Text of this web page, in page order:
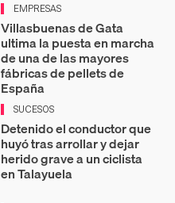
EMPRESAS
Villasbuenas de Gata
ultima la puesta en marcha
de una de las mayores
fábricas de pellets de
España
SUCESOS
Detenido el conductor que
huyó tras arrollar y dejar
herido grave a un ciclista
en Talayuela